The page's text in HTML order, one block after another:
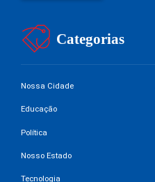
Categorias
Nossa Cidade
Educação
Política
Nosso Estado
Tecnologia